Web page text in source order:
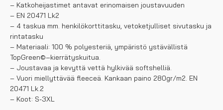
– Katkoheijastimet antavat erinomaisen joustavuuden
– EN 20471 Lk2
– 4 taskua mm. henkilökorttitasku, vetoketjulliset sivutasku ja
rintatasku
– Materiaali: 100 % polyesteriä, ympäristö ystävällistä
TopGreen©–kierrätyskuitua.
– Joustavaa ja kevyttä vettä hylkivää softshelliä.
– Vuori miellyttävää fleeceä. Kankaan paino 280gr/m2. EN
20471 Lk.2
– Koot: S-3XL